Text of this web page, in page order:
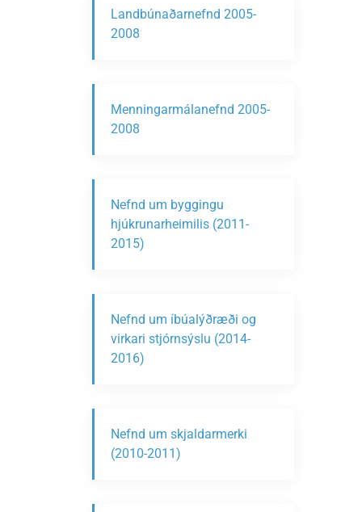
Landbúnaðarnefnd 2005-
2008
Menningarmálanefnd 2005-
2008
Nefnd um byggingu
hjúkrunarheimilis (2011-
2015)
Nefnd um íbúalýðræði og
virkari stjórnsýslu (2014-
2016)
Nefnd um skjaldarmerki
(2010-2011)